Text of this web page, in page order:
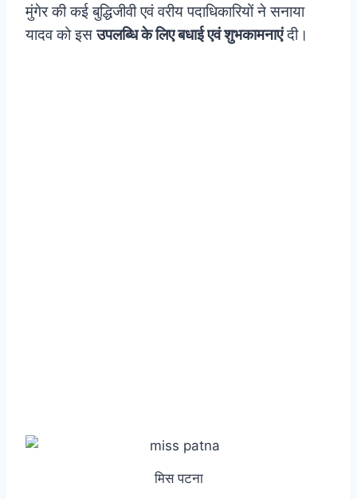
मुंगेर की कई बुद्धिजीवी एवं वरीय पदाधिकारियों ने सनाया
यादव को इसउपलब्धि के लिए बधाई एवं शुभकामनाएंदी।
मिस पटना